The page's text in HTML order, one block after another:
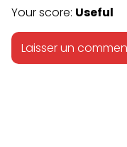
Your score: Useful